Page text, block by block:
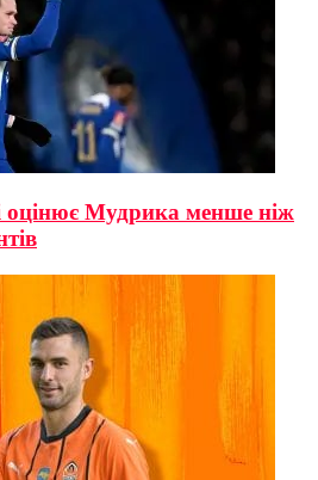
оцінює Мудрика менше ніж